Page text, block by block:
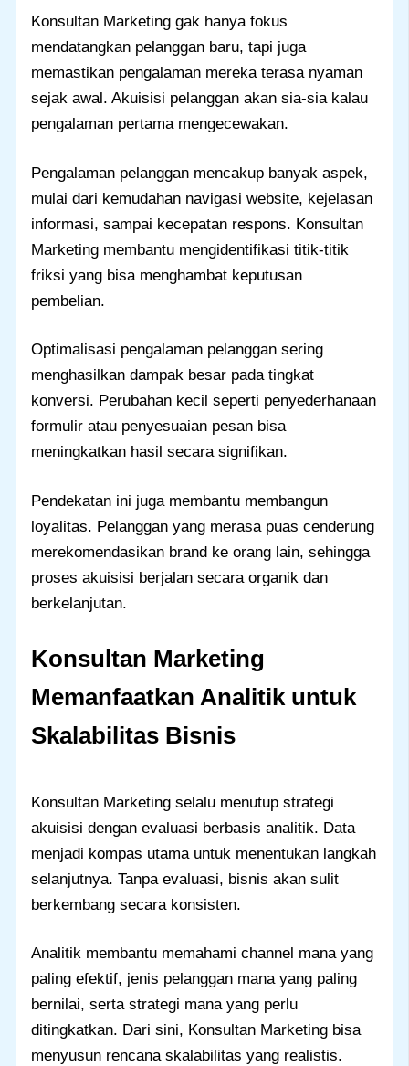
Konsultan Marketing gak hanya fokus
mendatangkan pelanggan baru, tapi juga
memastikan pengalaman mereka terasa nyaman
sejak awal. Akuisisi pelanggan akan sia-sia kalau
pengalaman pertama mengecewakan.
Pengalaman pelanggan mencakup banyak aspek,
mulai dari kemudahan navigasi website, kejelasan
informasi, sampai kecepatan respons. Konsultan
Marketing membantu mengidentifikasi titik-titik
friksi yang bisa menghambat keputusan
pembelian.
Optimalisasi pengalaman pelanggan sering
menghasilkan dampak besar pada tingkat
konversi. Perubahan kecil seperti penyederhanaan
formulir atau penyesuaian pesan bisa
meningkatkan hasil secara signifikan.
Pendekatan ini juga membantu membangun
loyalitas. Pelanggan yang merasa puas cenderung
merekomendasikan brand ke orang lain, sehingga
proses akuisisi berjalan secara organik dan
berkelanjutan.
Konsultan Marketing
Memanfaatkan Analitik untuk
Skalabilitas Bisnis
Konsultan Marketing selalu menutup strategi
akuisisi dengan evaluasi berbasis analitik. Data
menjadi kompas utama untuk menentukan langkah
selanjutnya. Tanpa evaluasi, bisnis akan sulit
berkembang secara konsisten.
Analitik membantu memahami channel mana yang
paling efektif, jenis pelanggan mana yang paling
bernilai, serta strategi mana yang perlu
ditingkatkan. Dari sini, Konsultan Marketing bisa
menyusun rencana skalabilitas yang realistis.